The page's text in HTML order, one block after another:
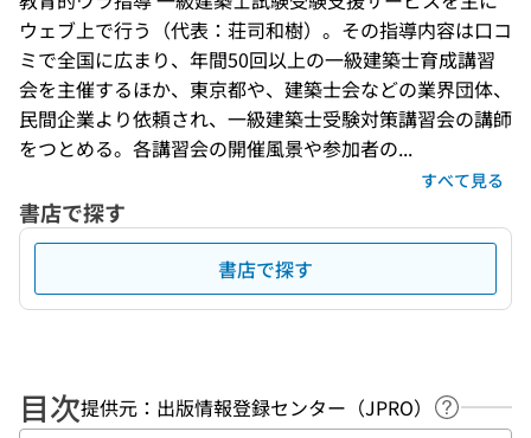
ウェブ上で行う（代表：荘司和樹）。その指導内容は口コ
ミで全国に広まり、年間50回以上の一級建築士育成講習
会を主催するほか、東京都や、建築士会などの業界団体、
民間企業より依頼され、一級建築士受験対策講習会の講師
をつとめる。各講習会の開催風景や参加者の...
すべて見る
書店で探す
書店で探す
目次提供元：出版情報登録センター（JPRO）
ヘルプペ